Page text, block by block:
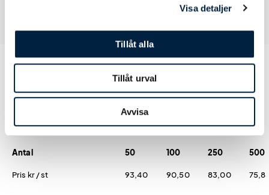
Visa detaljer
Tillåt alla
Tillåt urval
Avvisa
Prislista
Antal 50 100 250 500
Pris kr / st 93,40 90,50 83,00